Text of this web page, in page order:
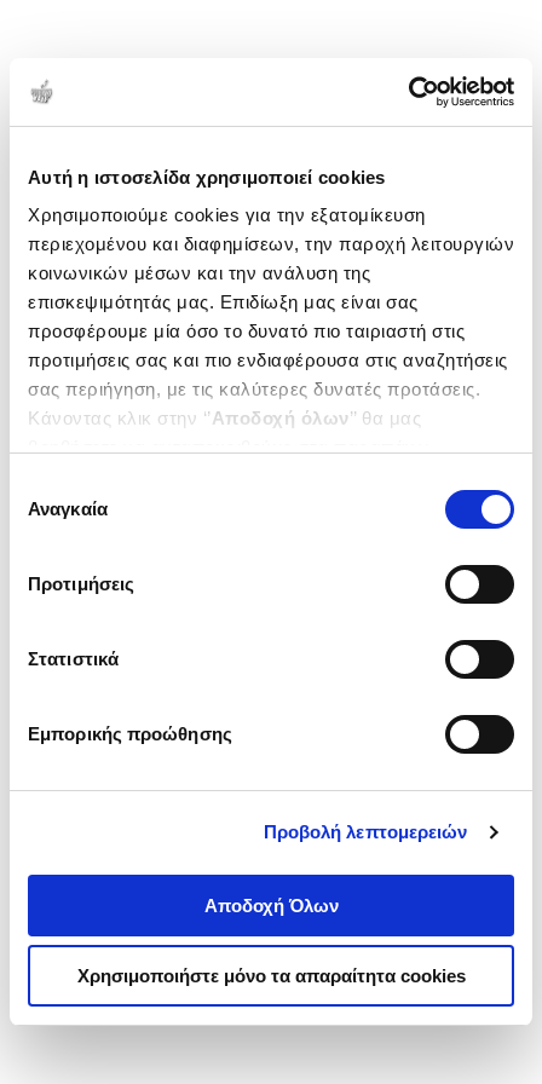
Αυτή η ιστοσελίδα χρησιμοποιεί cookies
Χρησιμοποιούμε cookies για την εξατομίκευση
περιεχομένου και διαφημίσεων, την παροχή λειτουργιών
κοινωνικών μέσων και την ανάλυση της
επισκεψιμότητάς μας. Επιδίωξη μας είναι σας
προσφέρουμε μία όσο το δυνατό πιο ταιριαστή στις
προτιμήσεις σας και πιο ενδιαφέρουσα στις αναζητήσεις
σας περιήγηση, με τις καλύτερες δυνατές προτάσεις.
Κάνοντας κλικ στην ‘’Αποδοχή όλων’’ θα μας
ενδιαφέρουν και να επιλέξετε από τα παρακάτω με την
΄΄και να ενημερωθείτε σχετικά με
συγκατάθεσης
Αναγκαία
Προτιμήσεις
Στατιστικά
Εμπορικής προώθησης
Προβολή λεπτομερειών
Αποδοχή Όλων
Χρησιμοποιήστε μόνο τα απαραίτητα cookies